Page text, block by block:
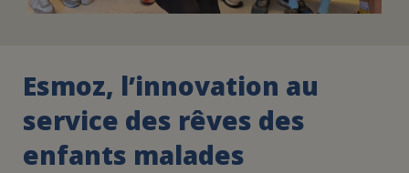
Esmoz, l’innovation au
service des rêves des
enfants malades